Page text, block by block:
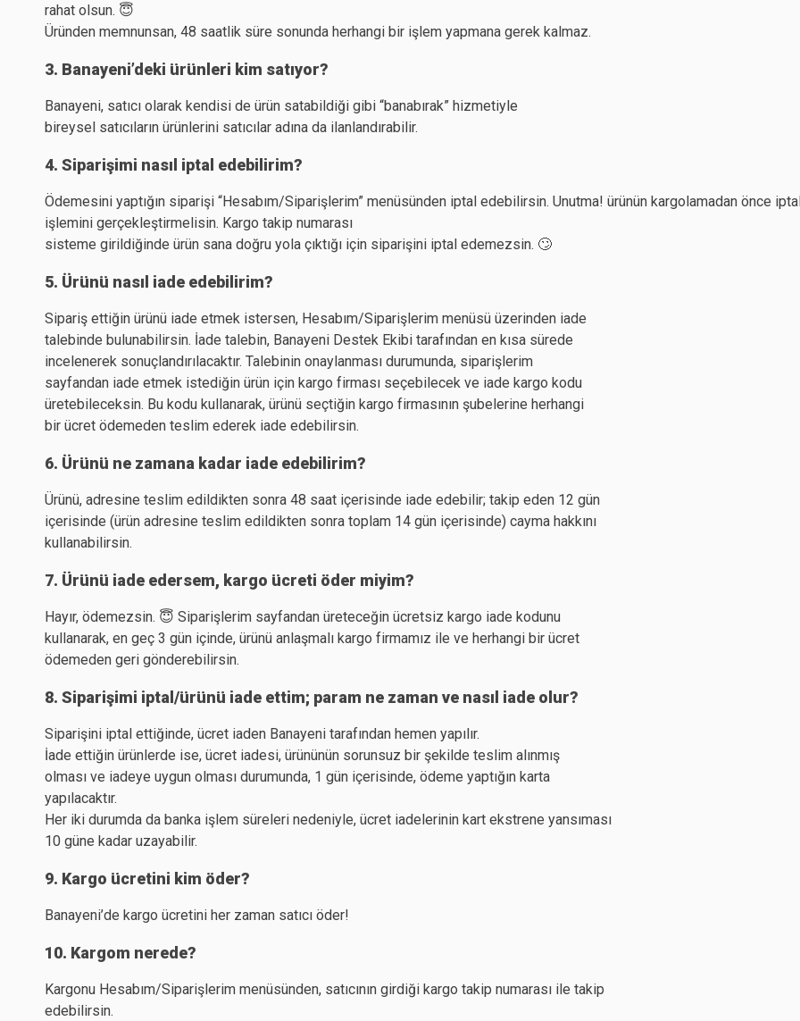
rahat olsun. 😇
Üründen memnunsan, 48 saatlik süre sonunda herhangi bir işlem yapmana gerek kalmaz.
3. Banayeni’deki ürünleri kim satıyor?
Banayeni, satıcı olarak kendisi de ürün satabildiği gibi “banabırak” hizmetiyle
bireysel satıcıların ürünlerini satıcılar adına da ilanlandırabilir.
4. Siparişimi nasıl iptal edebilirim?
Ödemesini yaptığın siparişi “Hesabım/Siparişlerim” menüsünden iptal edebilirsin. Unutma! ürünün kargolamadan önce
işlemini gerçekleştirmelisin. Kargo takip numarası
sisteme girildiğinde ürün sana doğru yola çıktığı için siparişini iptal edemezsin. 🙄
5. Ürünü nasıl iade edebilirim?
Sipariş ettiğin ürünü iade etmek istersen, Hesabım/Siparişlerim menüsü üzerinden iade
talebinde bulunabilirsin. İade talebin, Banayeni Destek Ekibi tarafından en kısa sürede
incelenerek sonuçlandırılacaktır. Talebinin onaylanması durumunda, siparişlerim
sayfandan iade etmek istediğin ürün için kargo firması seçebilecek ve iade kargo kodu
üretebileceksin. Bu kodu kullanarak, ürünü seçtiğin kargo firmasının şubelerine herhangi
bir ücret ödemeden teslim ederek iade edebilirsin.
6. Ürünü ne zamana kadar iade edebilirim?
Ürünü, adresine teslim edildikten sonra 48 saat içerisinde iade edebilir; takip eden 12 gün
içerisinde (ürün adresine teslim edildikten sonra toplam 14 gün içerisinde) cayma hakkını
kullanabilirsin.
7. Ürünü iade edersem, kargo ücreti öder miyim?
Hayır, ödemezsin. 😇 Siparişlerim sayfandan üreteceğin ücretsiz kargo iade kodunu
kullanarak, en geç 3 gün içinde, ürünü anlaşmalı kargo firmamız ile ve herhangi bir ücret
ödemeden geri gönderebilirsin.
8. Siparişimi iptal/ürünü iade ettim; param ne zaman ve nasıl iade olur?
Siparişini iptal ettiğinde, ücret iaden Banayeni tarafından hemen yapılır.
İade ettiğin ürünlerde ise, ücret iadesi, ürününün sorunsuz bir şekilde teslim alınmış
olması ve iadeye uygun olması durumunda, 1 gün içerisinde, ödeme yaptığın karta
yapılacaktır.
Her iki durumda da banka işlem süreleri nedeniyle, ücret iadelerinin kart ekstrene yansıması
10 güne kadar uzayabilir.
9. Kargo ücretini kim öder?
Banayeni’de kargo ücretini her zaman satıcı öder!
10. Kargom nerede?
Kargonu Hesabım/Siparişlerim menüsünden, satıcının girdiği kargo takip numarası ile takip
edebilirsin.